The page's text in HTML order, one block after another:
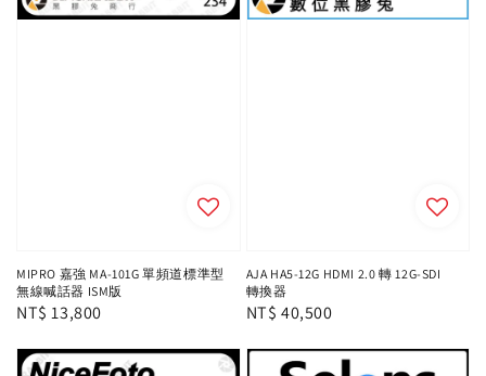
MIPRO 嘉強 MA-101G 單頻道標準型
無線喊話器 ISM版
Regular
NT$ 13,800
AJA HA5-12G HDMI 2.0 轉 12G-SDI
轉換器
Regular
NT$ 40,500